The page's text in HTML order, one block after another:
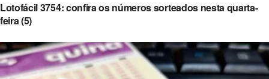
Lotofácil 3754: confira os números sorteados nesta quarta-
feira (5)